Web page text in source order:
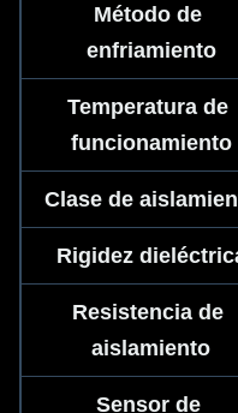
Método de
enfriamiento
Temperatura de
funcionamiento
Clase de
Rigidez
Resistencia de
aislamiento
Sensor de